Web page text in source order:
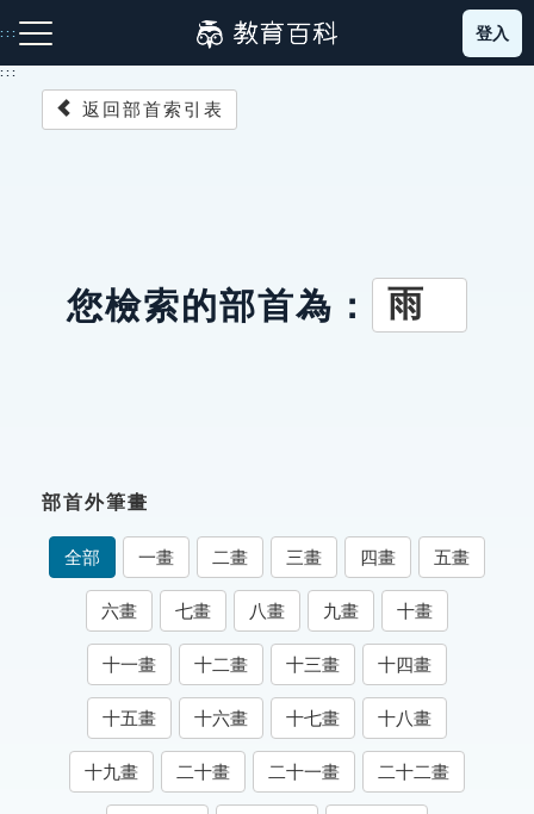
到
主
:::
成語故事
索引選單
知識索引
單字索引
生命大百科索引
遊戲專區
登入
:::
返回部首索引表
您檢索的部首為： 雨
部首外筆畫
全部 一畫 二畫 三畫 四畫 五畫
六畫 七畫 八畫 九畫 十畫
十一畫 十二畫 十三畫 十四畫
十五畫 十六畫 十七畫 十八畫
十九畫 二十畫 二十一畫 二十二畫